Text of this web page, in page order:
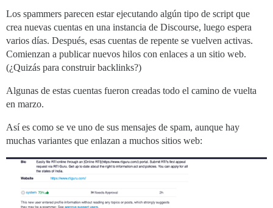
Los spammers parecen estar ejecutando algún tipo de script que
crea nuevas cuentas en una instancia de Discourse, luego espera
varios días. Después, esas cuentas de repente se vuelven activas.
Comienzan a publicar nuevos hilos con enlaces a un sitio web.
(¿Quizás para construir backlinks?)
Algunas de estas cuentas fueron creadas todo el camino de vuelta
en marzo.
Así es como se ve uno de sus mensajes de spam, aunque hay
muchas variantes que enlazan a muchos sitios web: